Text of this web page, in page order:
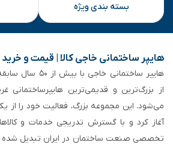
بسته بندی ویژه
هایپر ساختمانی خاجی‌ کالا | قیمت و
هایپر ساختمانی
از بزرگ‌ترین و قدیمی‌ترین هایپرساختمانی‌
می‌شود. این مجموعه بزرگ، فعالیت خود را از
آغاز کرد و با گسترش تدریجی خدمات و
تخصصی صنعت ساختمان در ایران تبدیل